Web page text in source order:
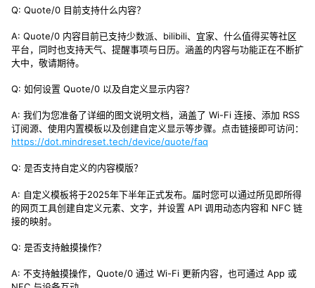
Q: Quote/0 目前支持什么内容？
A: Quote/0 内容目前已支持少数派、bilibili、宜家、什么值得买等社区
平台，同时也支持天气、提醒事项与日历。涵盖的内容与功能正在不断扩
大中，敬请期待。
Q: 如何设置 Quote/0 以及自定义显示内容？
A: 我们为您准备了详细的图文说明文档，涵盖了 Wi-Fi 连接、添加 RSS
订阅源、使用内置模板以及创建自定义显示等步骤。点击链接即可访问：
https://dot.mindreset.tech/device/quote/faq
Q: 是否支持自定义的内容模版？
A: 自定义模板将于2025年下半年正式发布。届时您可以通过所见即所得
的网页工具创建自定义元素、文字，并设置 API 调用动态内容和 NFC 链
接的映射。
Q: 是否支持触摸操作？
A: 不支持触摸操作，Quote/0 通过 Wi-Fi 更新内容，也可通过 App 或